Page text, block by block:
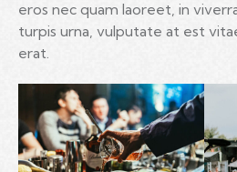
eros nec quam laoreet, in
turpis urna, vulputate at est
erat.